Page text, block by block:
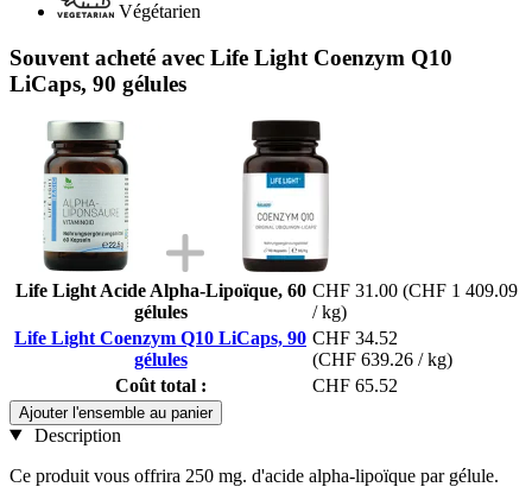
Végétarien
Souvent acheté avec Life Light Coenzym Q10
LiCaps, 90 gélules
Life Light Acide Alpha-Lipoïque, 60
gélules
CHF 31.00 (CHF 1 409.09
/ kg)
Life Light Coenzym Q10 LiCaps, 90
gélules
CHF 34.52
(CHF 639.26 / kg)
Coût total :
CHF 65.52
Ajouter l'ensemble au panier
Description
Ce produit vous offrira 250 mg. d'acide alpha-lipoïque par gélule.